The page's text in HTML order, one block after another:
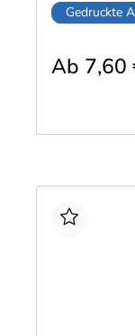
Gedruckte
Ab 7,60